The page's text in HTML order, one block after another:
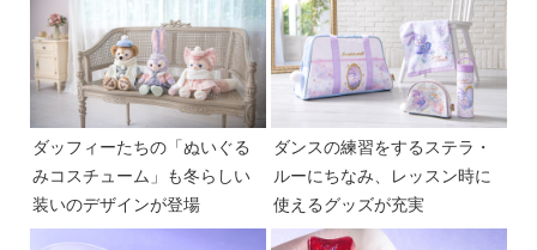
ダッフィーたちの「ぬいぐる
みコスチューム」も冬らしい
装いのデザインが登場
ダンスの練習をするステラ・
ルーにちなみ、レッスン時に
使えるグッズが充実